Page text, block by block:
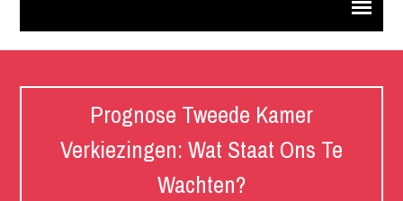
Prognose Tweede Kamer
Verkiezingen: Wat Staat Ons Te
Wachten?